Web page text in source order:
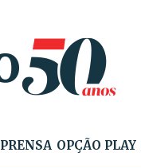
OPÇÃO PLAY